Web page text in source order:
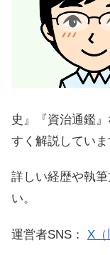
史』『資治通鑑
すく解説していま
詳しい経歴や執
い。
運営者SNS： X（